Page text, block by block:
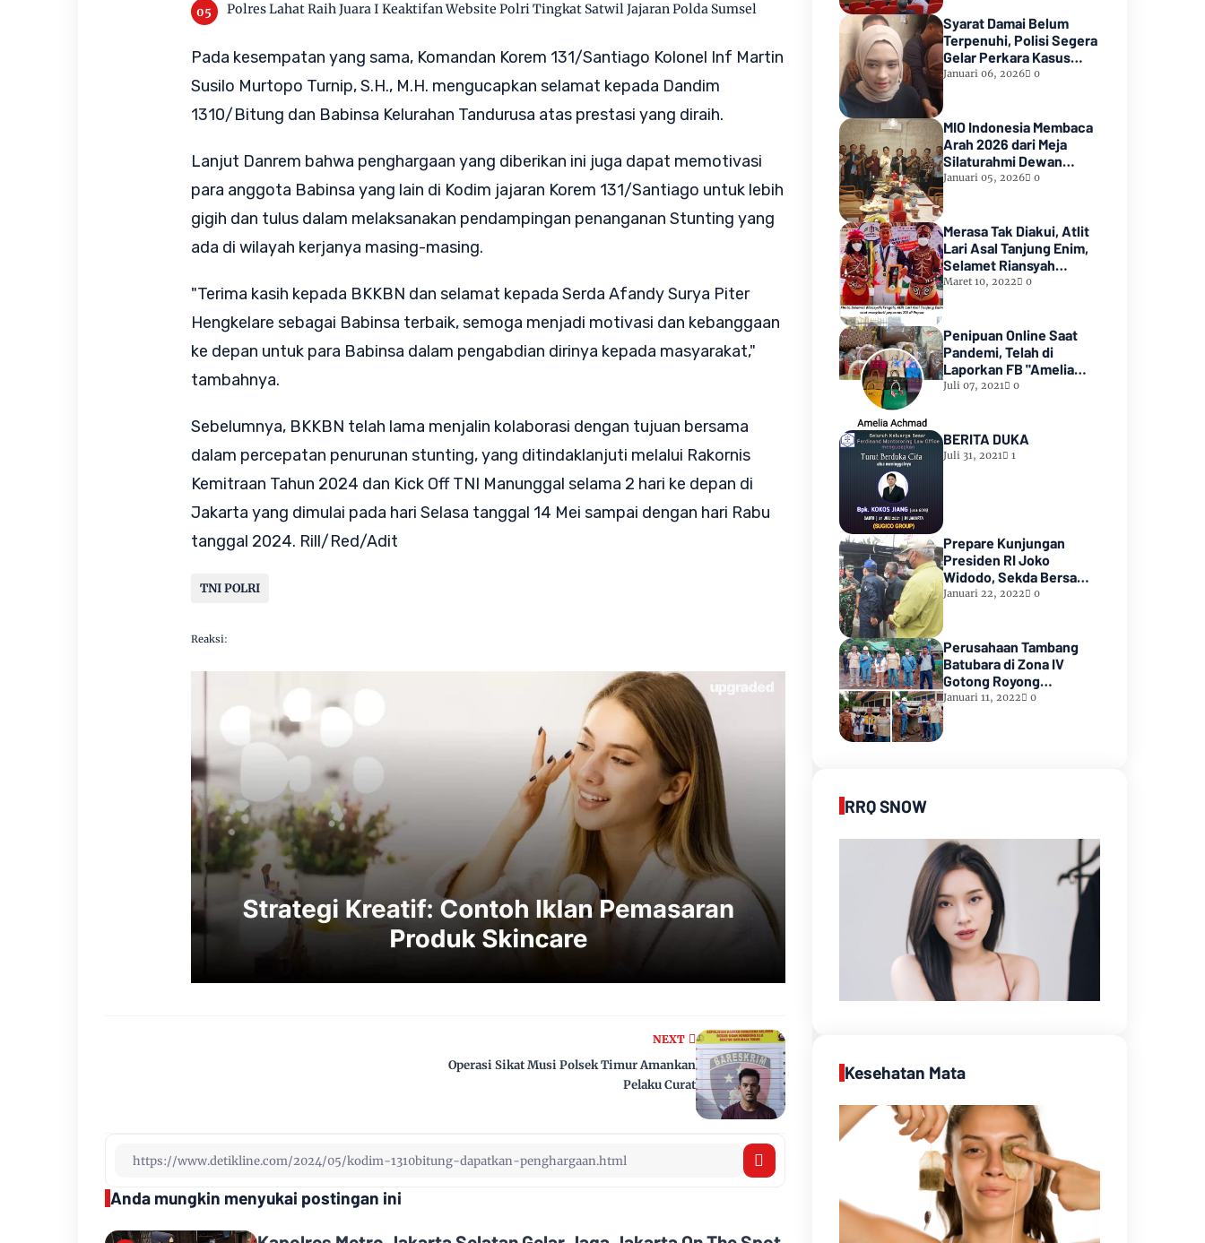
Polres Lahat Raih Juara I Keaktifan Website Polri Tingkat Satwil Jajaran Polda Sumsel
Pada kesempatan yang sama, Komandan Korem 131/Santiago Kolonel Inf Martin
Susilo Murtopo Turnip, S.H., M.H. mengucapkan selamat kepada Dandim
1310/Bitung dan Babinsa Kelurahan Tandurusa atas prestasi yang diraih.
Lanjut Danrem bahwa penghargaan yang diberikan ini juga dapat memotivasi
para anggota Babinsa yang lain di Kodim jajaran Korem 131/Santiago untuk lebih
gigih dan tulus dalam melaksanakan pendampingan penanganan Stunting yang
ada di wilayah kerjanya masing-masing.
"Terima kasih kepada BKKBN dan selamat kepada Serda Afandy Surya Piter
Hengkelare sebagai Babinsa terbaik, semoga menjadi motivasi dan kebanggaan
ke depan untuk para Babinsa dalam pengabdian dirinya kepada masyarakat,"
tambahnya.
Sebelumnya, BKKBN telah lama menjalin kolaborasi dengan tujuan bersama
dalam percepatan penurunan stunting, yang ditindaklanjuti melalui Rakornis
Kemitraan Tahun 2024 dan Kick Off TNI Manunggal selama 2 hari ke depan di
Jakarta yang dimulai pada hari Selasa tanggal 14 Mei sampai dengan hari Rabu
tanggal 2024. Rill/Red/Adit
TNI POLRI
Reaksi:
NEXT
Operasi Sikat Musi Polsek Timur Amankan
Pelaku Curat
Anda mungkin menyukai postingan ini
Syarat Damai Belum
Terpenuhi, Polisi Segera
Gelar Perkara Kasus
Dugaan Perzinaan Inara
Januari 06, 2026 0
MIO Indonesia Membaca
Arah 2026 dari Meja
Silaturahmi Dewan
Kehormatan
Januari 05, 2026 0
Merasa Tak Diakui, Atlit
Lari Asal Tanjung Enim,
Selamet Riansyah
Sukses di Papua dan
Maret 10, 2022 0
Penipuan Online Saat
Pandemi, Telah di
Laporkan FB "Amelia
Achmad"
Juli 07, 2021 0
BERITA DUKA
Juli 31, 2021 1
Prepare Kunjungan
Presiden RI Joko
Widodo, Sekda Bersama
Forkopimda Muara Enim
Januari 22, 2022 0
Perusahaan Tambang
Batubara di Zona IV
Gotong Royong
Memperbaiki Jalan
Januari 11, 2022 0
RRQ SNOW
Kesehatan Mata